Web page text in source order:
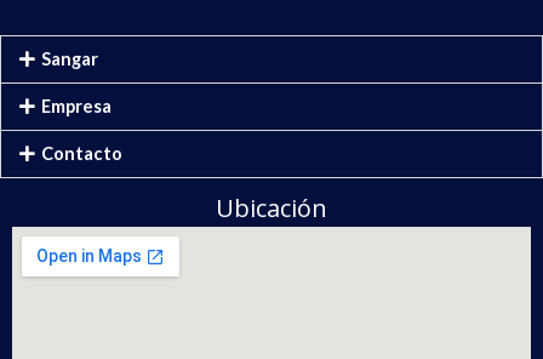
Sangar
Empresa
Contacto
Ubicación